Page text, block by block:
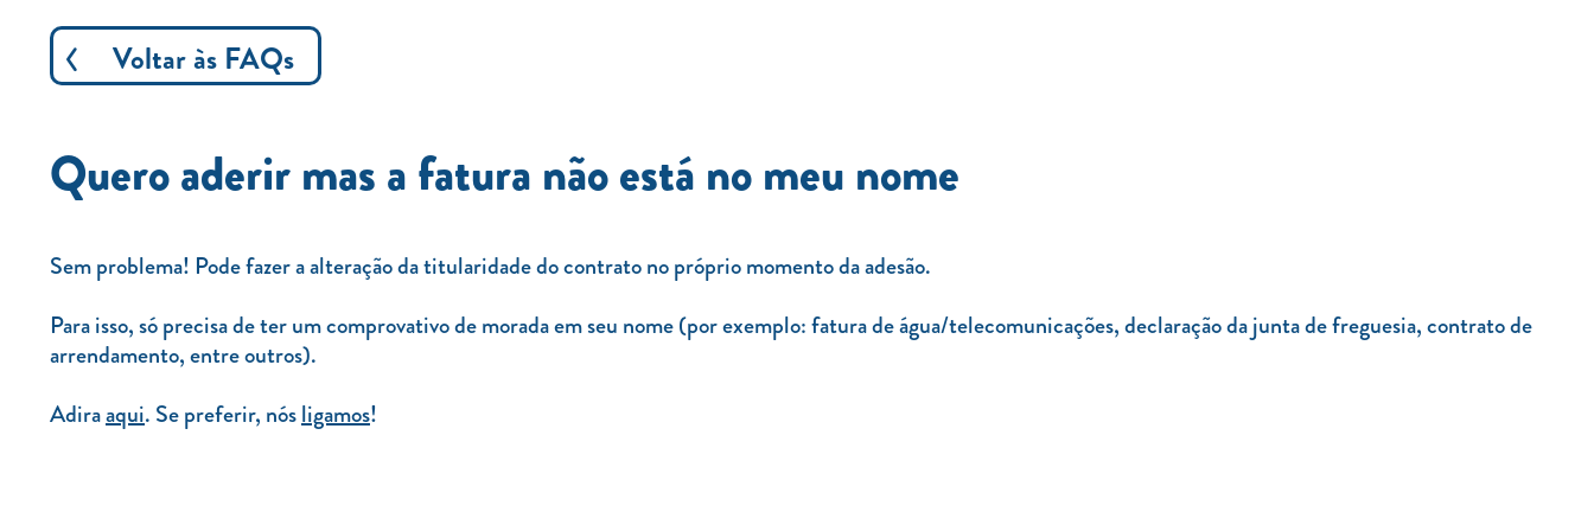
Voltar às FAQs
Quero aderir mas a fatura não está no meu nome
Sem problema! Pode fazer a alteração da titularidade do contrato no próprio momento da adesão.
Para isso, só precisa de ter um comprovativo de morada em seu nome (por exemplo: fatura de água/telecomunicações, declaração da junta de freguesia, contrato de
arrendamento, entre outros).
Adiraaqui. Se preferir, nósligamos!